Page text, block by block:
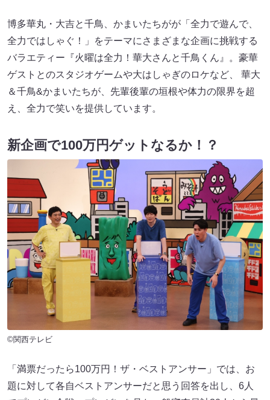
博多華丸・大吉と千鳥、かまいたちがが「全力で遊んで、
全力ではしゃぐ！」をテーマにさまざまな企画に挑戦する
バラエティー『火曜は全力！華大さんと千鳥くん』。豪華
ゲストとのスタジオゲームや大はしゃぎのロケなど、 華大
＆千鳥&かまいたちが、先輩後輩の垣根や体力の限界を超
え、全力で笑いを提供しています。
新企画で100万円ゲットなるか！？
©関西テレビ
「満票だったら100万円！ザ・ベストアンサー」では、お
題に対して各自ベストアンサーだと思う回答を出し、6人